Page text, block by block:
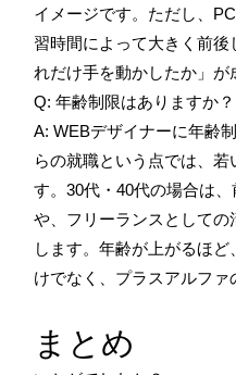
イメージです。ただし、
習時間によって大きく前
れだけ手を動かしたか」が
Q: 年齢制限はありますか？
A: WEBデザイナーに年齢
らの就職という点では、
す。30代・40代の場合は
や、フリーランスとして
します。年齢が上がるほ
けでなく、プラスアルファ
まとめ